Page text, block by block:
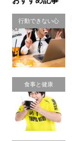
行動できない心
理・思い込み
食事と健康